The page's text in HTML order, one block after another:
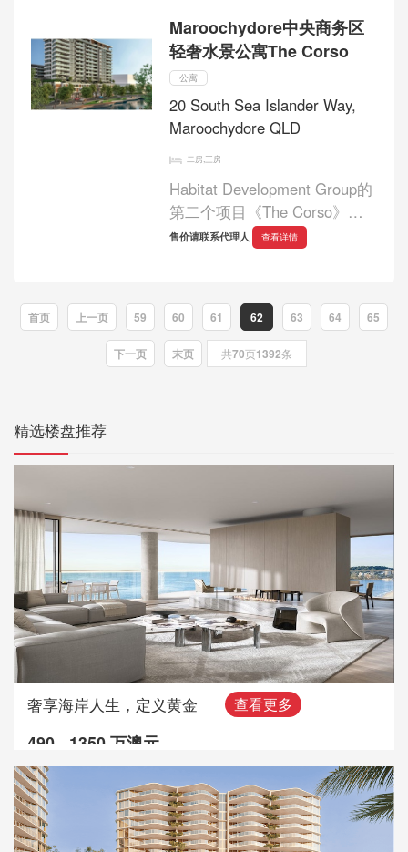
Maroochydore中央商务区
轻奢水景公寓The Corso
公寓
20 South Sea Islander Way,
Maroochydore QLD
二房,三房
Habitat Development Group的
第二个项目《The Corso》在
充满活力的新Maroochydore中
寓。...
售价请联系代理人 查看详情
首页 上一页 59 60 61 62 63 64 65
下一页 末页 共70页1392条
精选楼盘推荐
奢享海岸人生，定义黄金
490 - 1350 万澳元
查看更多